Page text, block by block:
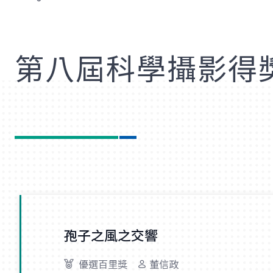
第八屆科學攝影得
孢子之風之交響
優選百里獎 董信政